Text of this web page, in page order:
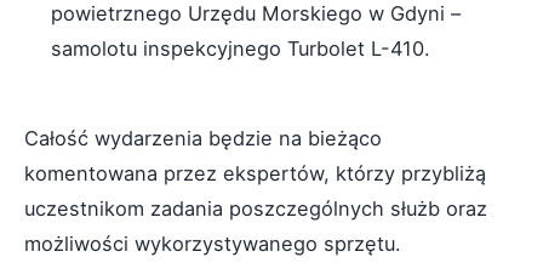
powietrznego Urzędu Morskiego w Gdyni –
samolotu inspekcyjnego Turbolet L-410.
Całość wydarzenia będzie na bieżąco
komentowana przez ekspertów, którzy przybliżą
uczestnikom zadania poszczególnych służb oraz
możliwości wykorzystywanego sprzętu.